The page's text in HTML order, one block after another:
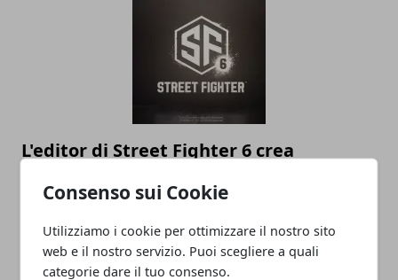
Consenso sui Cookie
Utilizziamo i cookie per ottimizzare il nostro sito
web e il nostro servizio. Puoi scegliere a quali
categorie dare il tuo consenso.
L'editor di Street Fighter 6 crea
09/10/2022